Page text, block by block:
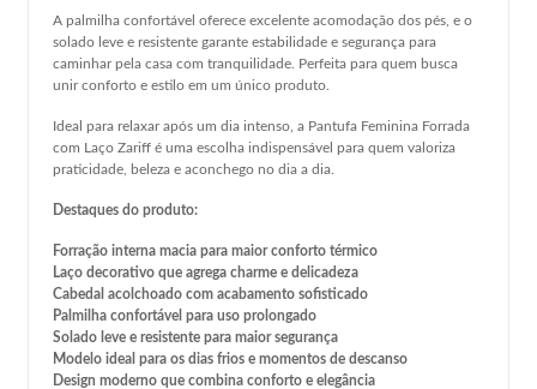
A palmilha confortável oferece excelente acomodação dos pés, e o
solado leve e resistente garante estabilidade e segurança para
caminhar pela casa com tranquilidade. Perfeita para quem busca
unir conforto e estilo em um único produto.
Ideal para relaxar após um dia intenso, a Pantufa Feminina Forrada
com Laço Zariff é uma escolha indispensável para quem valoriza
praticidade, beleza e aconchego no dia a dia.
Destaques do produto:
Forração interna macia para maior conforto térmico
Laço decorativo que agrega charme e delicadeza
Cabedal acolchoado com acabamento sofisticado
Palmilha confortável para uso prolongado
Solado leve e resistente para maior segurança
Modelo ideal para os dias frios e momentos de descanso
Design moderno que combina conforto e elegância